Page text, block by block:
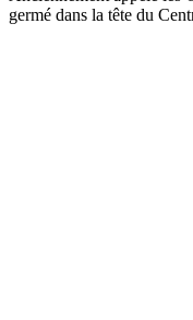
germé dans la tête du